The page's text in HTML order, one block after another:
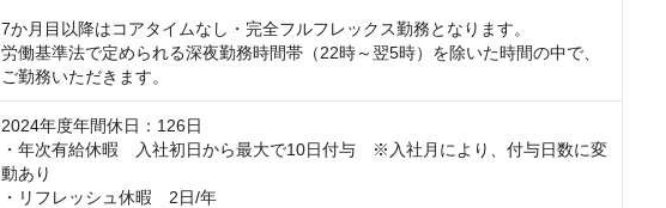
7か月目以降はコアタイムなし・完全フルフレックス勤務となります。
労働基準法で定められる深夜勤務時間帯（22時～翌5時）を除いた時間の中で、
ご勤務いただきます。
2024年度年間休日：126日
・年次有給休暇　入社初日から最大で10日付与　※入社月により、付与日数に変
動あり
・リフレッシュ休暇　2日/年